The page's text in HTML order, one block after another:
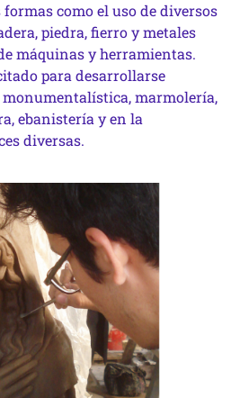
como el uso de diversos
piedra, fierro y metales
máquinas y herramientas.
para desarrollarse
marmolería,
ebanistería y en la
diversas.